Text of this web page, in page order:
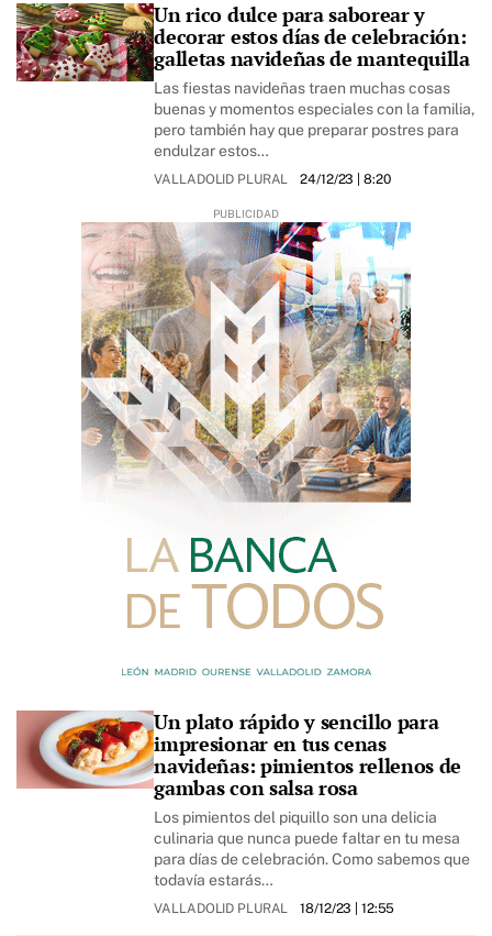
Un rico dulce para saborear y
decorar estos días de celebración:
galletas navideñas de mantequilla
Las fiestas navideñas traen muchas cosas
buenas y momentos especiales con la familia,
pero también hay que preparar postres para
endulzar estos…
VALLADOLID PLURAL 24/12/23 | 8:20
Un plato rápido y sencillo para
impresionar en tus cenas
navideñas: pimientos rellenos de
gambas con salsa rosa
Los pimientos del piquillo son una delicia
culinaria que nunca puede faltar en tu mesa
para días de celebración. Como sabemos que
todavía estarás…
VALLADOLID PLURAL 18/12/23 | 12:55